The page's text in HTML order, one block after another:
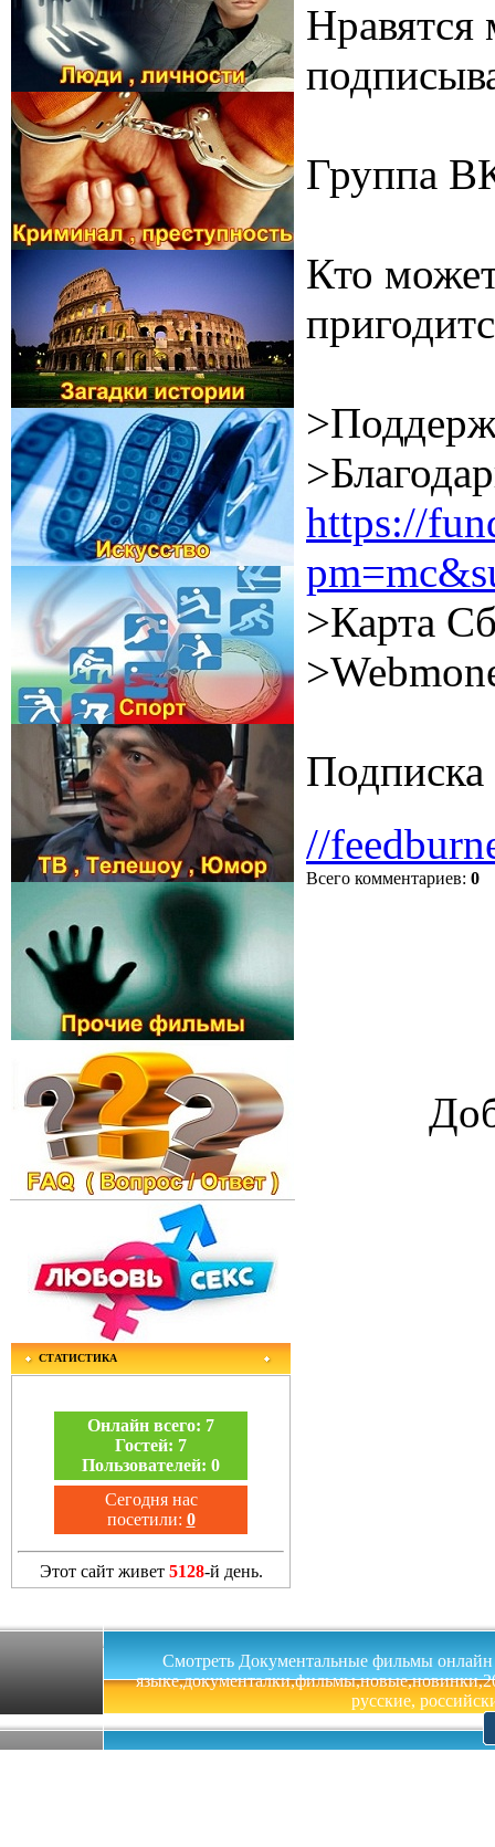
СТАТИСТИКА
Онлайн всего: 7
Гостей: 7
Пользователей: 0
Сегодня нас
посетили: 0
Этот сайт живет 5128-й день.
Группа
Кто
https://
>Карта
Подписка
//
Всего комментариев: 0
Смотреть Документальные фильмы онлайн
русские,